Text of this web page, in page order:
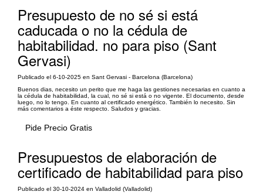
Presupuesto de no sé si está
caducada o no la cédula de
habitabilidad. no para piso (Sant
Gervasi)
Publicado el 6-10-2025 en Sant Gervasi - Barcelona (Barcelona)
Buenos dias, necesito un perito que me haga las gestiones necesarias en cuanto a
la cédula de habitabilidad, la cual, no sé si está o no vigente. El documento, desde
luego, no lo tengo. En cuanto al certificado energético. También lo necesito. Sin
más comentarios a éste respecto. Saludos y gracias.
Pide Precio Gratis
Presupuestos de elaboración de
certificado de habitabilidad para piso
Publicado el 30-10-2024 en Valladolid (Valladolid)